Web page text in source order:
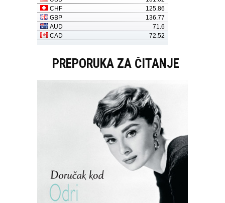
PREPORUKA ZA ČITANJE